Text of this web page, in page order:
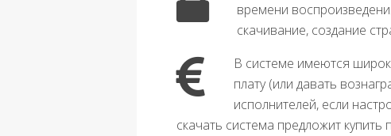
времени
скачивание, создание
В системе имеются
плату (или давать
исполнителей, если
скачать система предложит